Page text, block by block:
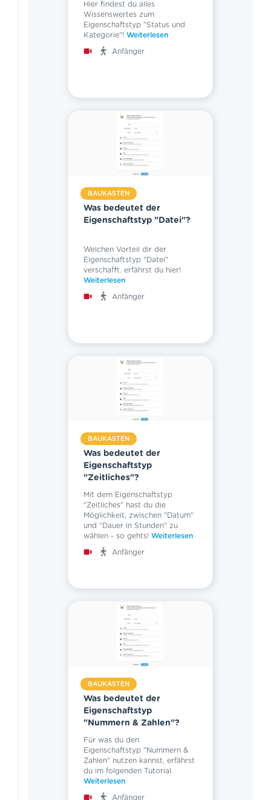
Hier findest du alles
Wissenswertes zum
Eigenschaftstyp "Status und
Kategorie"! Weiterlesen
Anfänger
BAUKASTEN
Was bedeutet der
Eigenschaftstyp "Datei"?
Welchen Vorteil dir der
Eigenschaftstyp "Datei"
verschafft. erfährst du hier!
Weiterlesen
Anfänger
BAUKASTEN
Was bedeutet der
Eigenschaftstyp
"Zeitliches"?
Mit dem Eigenschaftstyp
"Zeitliches" hast du die
Möglichkeit, zwischen "Datum"
und "Dauer in Stunden" zu
wählen - so gehts! Weiterlesen
Anfänger
BAUKASTEN
Was bedeutet der
Eigenschaftstyp
"Nummern & Zahlen"?
Für was du den
Eigenschaftstyp "Nummern &
Zahlen" nutzen kannst, erfährst
du im folgenden Tutorial.
Weiterlesen
Anfänger